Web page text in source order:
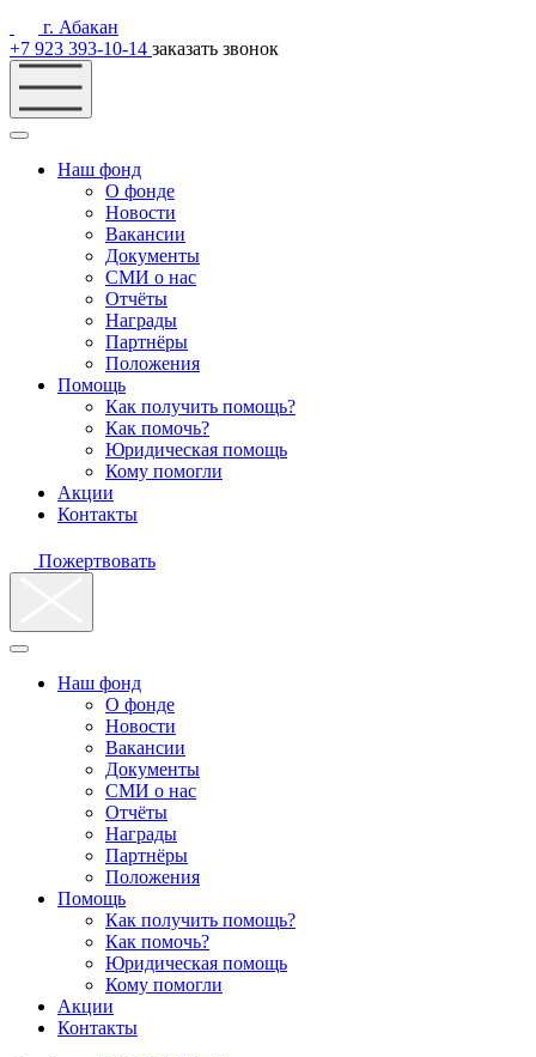
г. Абакан
+7 923 393-10-14 заказать звонок
Наш фонд
О фонде
Новости
Вакансии
Документы
СМИ о нас
Отчёты
Награды
Партнёры
Положения
Помощь
Как получить помощь?
Как помочь?
Юридическая помощь
Кому помогли
Акции
Контакты
Пожертвовать
Наш фонд
О фонде
Новости
Вакансии
Документы
СМИ о нас
Отчёты
Награды
Партнёры
Положения
Помощь
Как получить помощь?
Как помочь?
Юридическая помощь
Кому помогли
Акции
Контакты